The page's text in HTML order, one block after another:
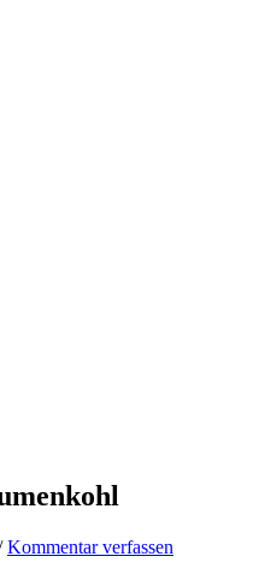
Kommentar verfassen